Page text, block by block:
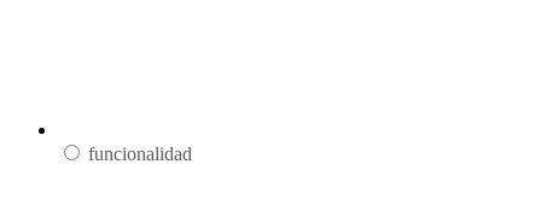
funcionalidad